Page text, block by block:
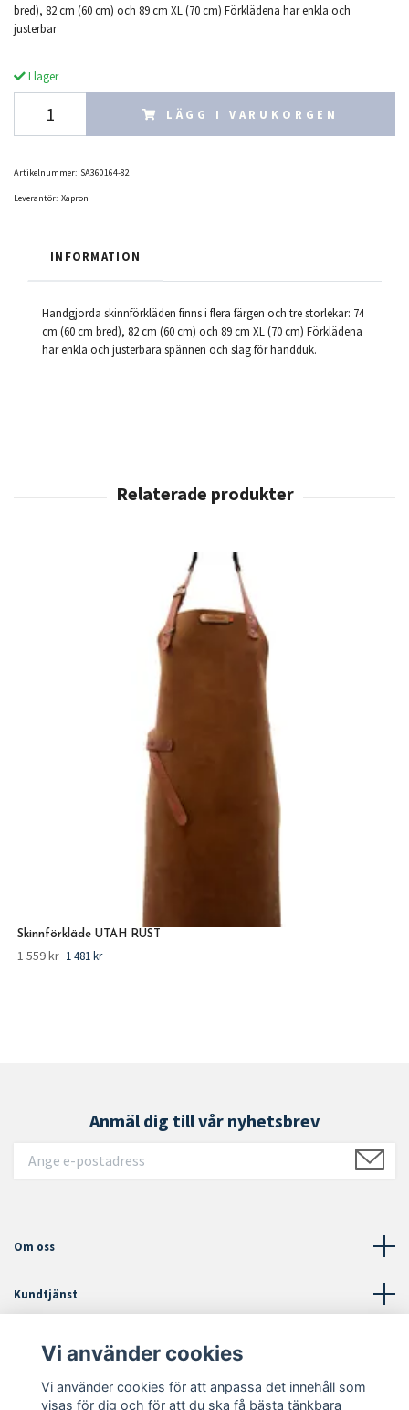
bred), 82 cm (60 cm) och 89 cm XL (70 cm) Förklädena har enkla och
justerbar
I lager
LÄGG I VARUKORGEN
Artikelnummer: SA360164-82
Leverantör: Xapron
INFORMATION
Handgjorda skinnförkläden finns i flera färgen och tre storlekar: 74
cm (60 cm bred), 82 cm (60 cm) och 89 cm XL (70 cm) Förklädena
har enkla och justerbara spännen och slag för handduk.
Skinnförkläde UTAH RUST
1 559 kr 1 481 kr
Anmäl dig till vår nyhetsbrev
Om oss
Kundtjänst
Läs mer
Sociala medier
Vi använder cookies
Vi använder cookies för att anpassa det innehåll som
visas för dig och för att du ska få bästa tänkbara